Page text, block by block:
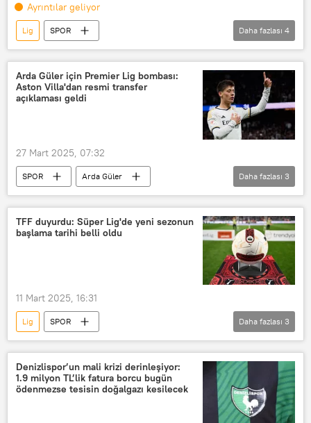
Ayrıntılar geliyor
Lig
SPOR
Türkiye Futbol Federasyonu (TFF)
Mecnun Otyakmaz
Maç
Süper Lig
Daha fazlası 4
Arda Güler için Premier Lig bombası:
Aston Villa'dan resmi transfer
açıklaması geldi
27 Mart 2025, 07:32
SPOR
Arda Güler
Aston Villa
Real Madrid
Premier Lig
Transfer
Daha fazlası 3
TFF duyurdu: Süper Lig'de yeni sezonun
başlama tarihi belli oldu
11 Mart 2025, 16:31
Lig
SPOR
Türkiye Futbol Federasyonu (TFF)
Süper Lig
Trendyol Süper Lig
Daha fazlası 3
Denizlispor’un mali krizi derinleşiyor:
1.9 milyon TL’lik fatura borcu bugün
ödenmezse tesisin doğalgazı kesilecek